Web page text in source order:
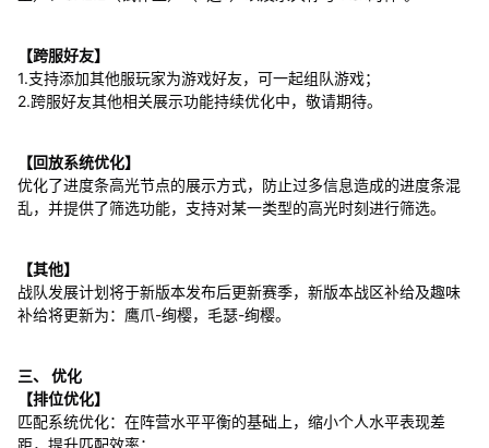
【跨服好友】
1.支持添加其他服玩家为游戏好友，可一起组队游戏；
2.跨服好友其他相关展示功能持续优化中，敬请期待。
【回放系统优化】
优化了进度条高光节点的展示方式，防止过多信息造成的进度条混
乱，并提供了筛选功能，支持对某一类型的高光时刻进行筛选。
【其他】
战队发展计划将于新版本发布后更新赛季，新版本战区补给及趣味
补给将更新为：鹰爪-绚樱，毛瑟-绚樱。
三、 优化
【排位优化】
匹配系统优化：在阵营水平平衡的基础上，缩小个人水平表现差
距，提升匹配效率；